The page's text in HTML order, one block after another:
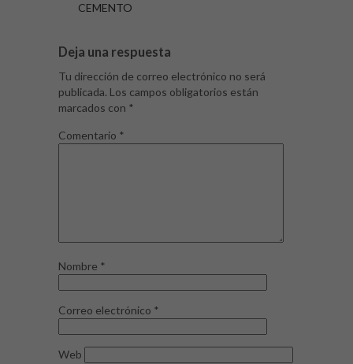
CEMENTO
Deja una respuesta
Tu dirección de correo electrónico no será
publicada. Los campos obligatorios están
marcados con *
Comentario *
Nombre *
Correo electrónico *
Web